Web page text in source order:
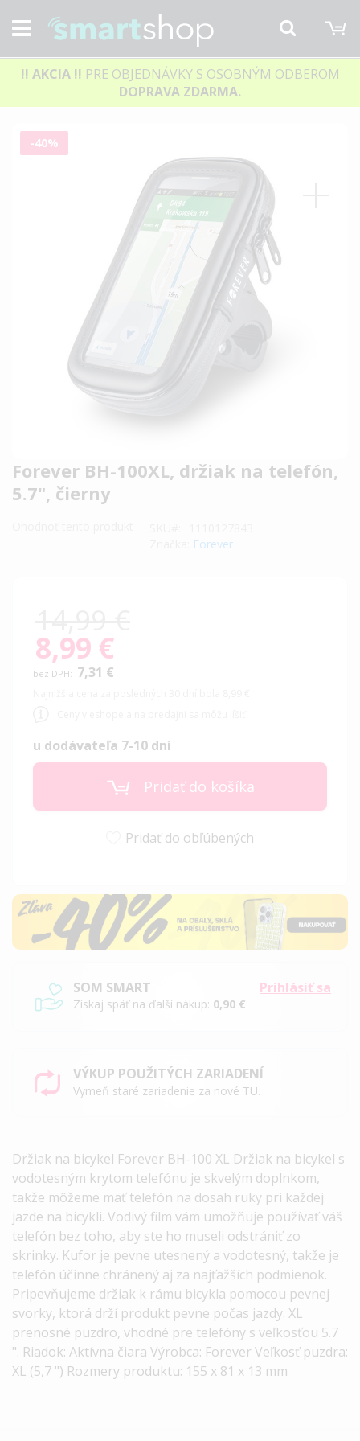
Hľadať
!! AKCIA !! PRE OBJEDNÁVKY S OSOBNÝM ODBEROM
DOPRAVA ZDARMA.
Forever BH-100XL, držiak na telefón,
5.7", čierny
Forever
Special
Price
8,99 €
7,31 €
u dodávateľa 7-10 dní
Pridať do košíka
Pridať do obľúbených
Prihlásiť sa
SOM SMART
Získaj späť na ďalší nákup: 0,90 €
VÝKUP POUŽITÝCH ZARIADENÍ
Vymeň staré zariadenie za nové TU.
Držiak na bicykel Forever BH-100 XL Držiak na bicykel s
vodotesným krytom telefónu je skvelým doplnkom,
takže môžeme mať telefón na dosah ruky pri každej
jazde na bicykli. Vodivý film vám umožňuje používať váš
telefón bez toho, aby ste ho museli odstrániť zo
skrinky. Kufor je pevne utesnený a vodotesný, takže je
telefón účinne chránený aj za najťažších podmienok.
Pripevňujeme držiak k rámu bicykla pomocou pevnej
svorky, ktorá drží produkt pevne počas jazdy. XL
prenosné puzdro, vhodné pre telefóny s veľkosťou 5.7
". Riadok: Aktívna čiara Výrobca: Forever Veľkosť puzdra:
XL (5,7 ") Rozmery produktu: 155 x 81 x 13 mm
Preskočiť
-40%
Preskočiť
na
začiatok